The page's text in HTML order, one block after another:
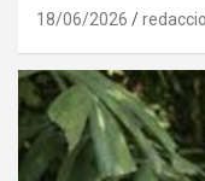
18/06/2026